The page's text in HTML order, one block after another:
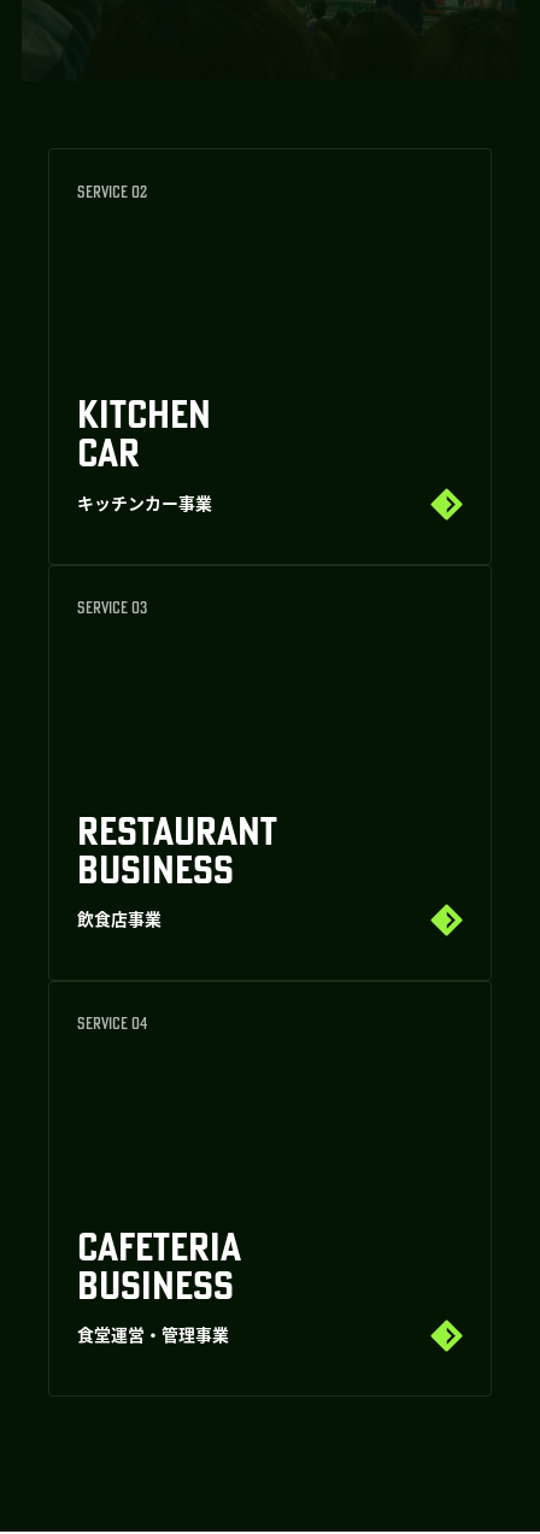
SERVICE 02
KITCHEN
CAR
キッチンカー事業
SERVICE 03
RESTAURANT
BUSINESS
飲食店事業
SERVICE 04
CAFETERIA
BUSINESS
食堂運営・管理事業